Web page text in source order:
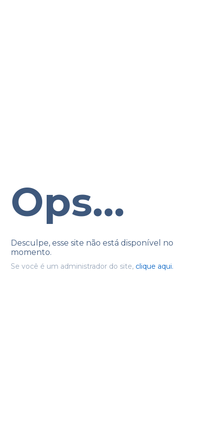
Ops...
Desculpe, esse site não está disponível no
momento.
Se você é um administrador do site, clique aqui.